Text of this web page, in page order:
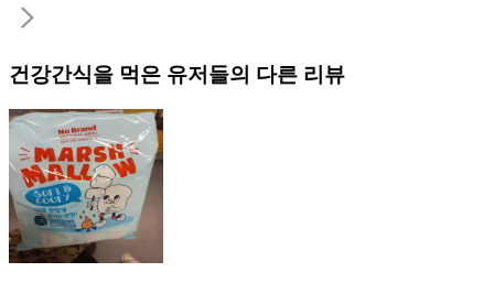
건강간식을 먹은 유저들의 다른 리뷰